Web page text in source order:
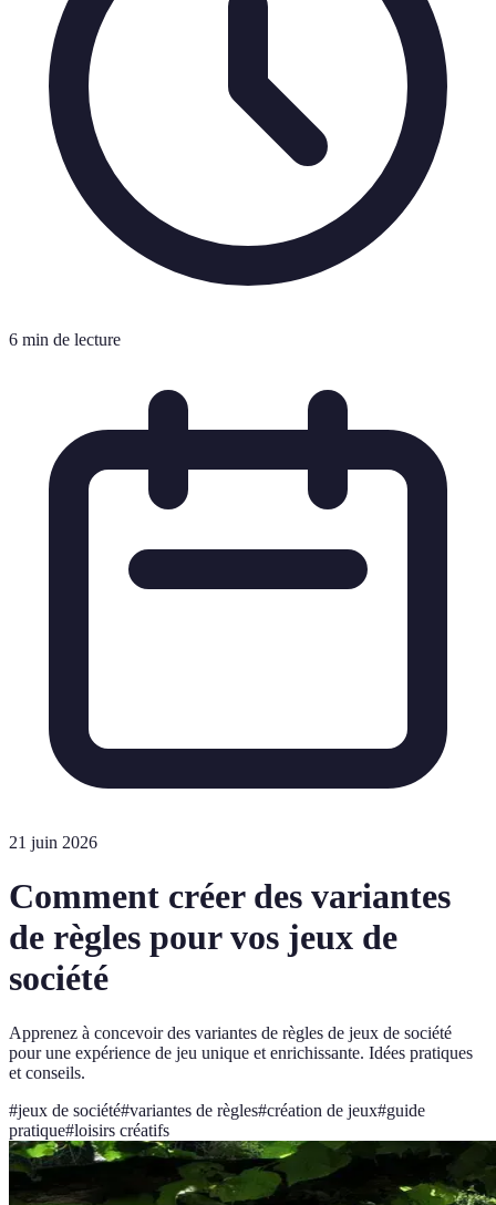
6 min de lecture
21 juin 2026
Comment créer des variantes
de règles pour vos jeux de
société
Apprenez à concevoir des variantes de règles de jeux de société
pour une expérience de jeu unique et enrichissante. Idées pratiques
et conseils.
#jeux de société#variantes de règles#création de jeux#guide
pratique#loisirs créatifs